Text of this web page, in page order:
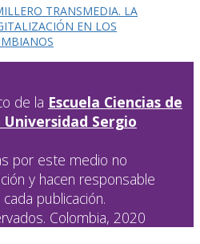
TRANSMEDIA. LA
EN LOS
de la Escuela Ciencias de
Sergio
por este medio no
y hacen responsable
publicación.
Colombia, 2020